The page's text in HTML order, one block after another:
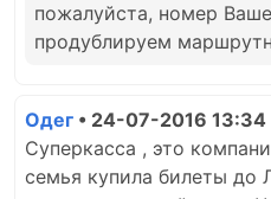
пожалуйста, номер
продублируем
Одег • 24-07-2016 13:34
Суперкасса , это
семья купила билеты до